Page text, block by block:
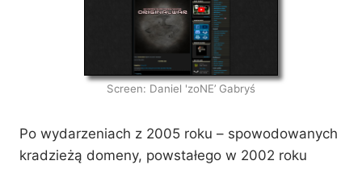
Screen: Daniel 'zoNE’ Gabryś
Po wydarzeniach z 2005 roku – spowodowanych
kradzieżą domeny, powstałego w 2002 roku